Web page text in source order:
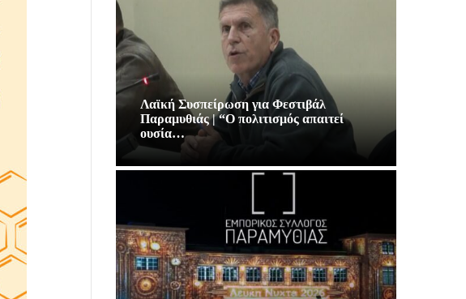
Λαϊκή Συσπείρωση για Φεστιβάλ
Παραμυθιάς | “Ο πολιτισμός απαιτεί
ουσία…